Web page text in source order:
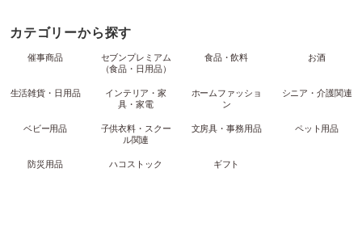
カテゴリーから探す
催事商品
セブンプレミアム
（食品・日用品）
食品・飲料 お酒
生活雑貨・日用品
インテリア・家
具・家電
ホームファッショ
ン
シニア・介護関連
ベビー用品
子供衣料・スクー
ル関連
文房具・事務用品 ペット用品
防災用品 ハコストック ギフト